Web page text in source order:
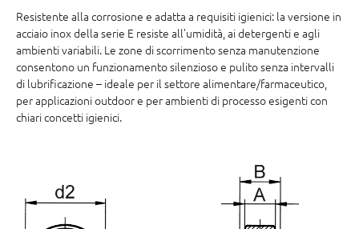
Resistente alla corrosione e adatta a requisiti igienici: la versione in
acciaio inox della serie E resiste all’umidità, ai detergenti e agli
ambienti variabili. Le zone di scorrimento senza manutenzione
consentono un funzionamento silenzioso e pulito senza intervalli
di lubrificazione – ideale per il settore alimentare/farmaceutico,
per applicazioni outdoor e per ambienti di processo esigenti con
chiari concetti igienici.